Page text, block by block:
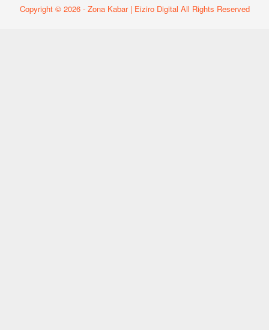
Copyright © 2026 - Zona Kabar | Eiziro Digital All Rights Reserved